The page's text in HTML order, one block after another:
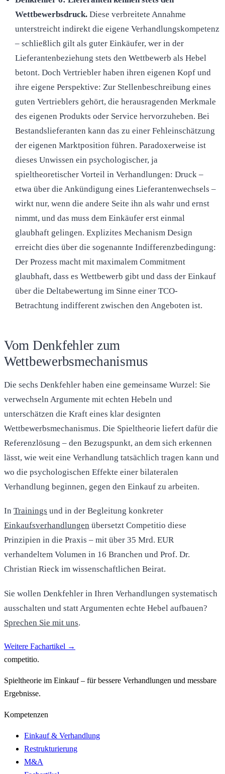
Wettbewerbsdruck. Diese verbreitete Annahme
unterstreicht indirekt die eigene Verhandlungskompetenz
– schließlich gilt als guter Einkäufer, wer in der
Lieferantenbeziehung stets den Wettbewerb als Hebel
betont. Doch Vertriebler haben ihren eigenen Kopf und
ihre eigene Perspektive: Zur Stellenbeschreibung eines
guten Vertrieblers gehört, die herausragenden Merkmale
des eigenen Produkts oder Service hervorzuheben. Bei
Bestandslieferanten kann das zu einer Fehleinschätzung
der eigenen Marktposition führen. Paradoxerweise ist
dieses Unwissen ein psychologischer, ja
spieltheoretischer Vorteil in Verhandlungen: Druck –
etwa über die Ankündigung eines Lieferantenwechsels –
wirkt nur, wenn die andere Seite ihn als wahr und ernst
nimmt, und das muss dem Einkäufer erst einmal
glaubhaft gelingen. Explizites Mechanism Design
erreicht dies über die sogenannte Indifferenzbedingung:
Der Prozess macht mit maximalem Commitment
glaubhaft, dass es Wettbewerb gibt und dass der Einkauf
über die Deltabewertung im Sinne einer TCO-
Betrachtung indifferent zwischen den Angeboten ist.
Vom Denkfehler zum
Wettbewerbsmechanismus
Die sechs Denkfehler haben eine gemeinsame Wurzel: Sie
verwechseln Argumente mit echten Hebeln und
unterschätzen die Kraft eines klar designten
Wettbewerbsmechanismus. Die Spieltheorie liefert dafür die
Referenzlösung – den Bezugspunkt, an dem sich erkennen
lässt, wie weit eine Verhandlung tatsächlich tragen kann und
wo die psychologischen Effekte einer bilateralen
Verhandlung beginnen, gegen den Einkauf zu arbeiten.
In Trainings und in der Begleitung konkreter
Einkaufsverhandlungen übersetzt Competitio diese
Prinzipien in die Praxis – mit über 35 Mrd. EUR
verhandeltem Volumen in 16 Branchen und Prof. Dr.
Christian Rieck im wissenschaftlichen Beirat.
Sie wollen Denkfehler in Ihren Verhandlungen systematisch
ausschalten und statt Argumenten echte Hebel aufbauen?
Sprechen Sie mit uns.
Weitere Fachartikel →
competitio.
Spieltheorie im Einkauf – für bessere Verhandlungen und messbare
Ergebnisse.
Kompetenzen
Einkauf & Verhandlung
Restrukturierung
M&A